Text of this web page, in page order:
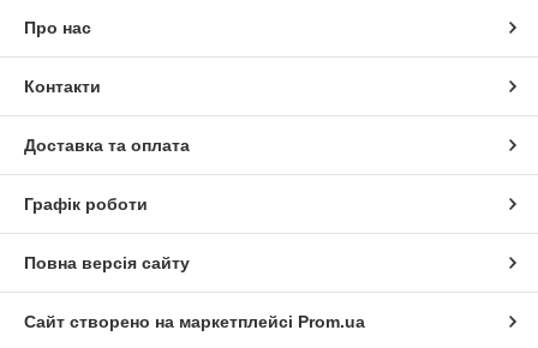
Про нас
Контакти
Доставка та оплата
Графік роботи
Повна версія сайту
Сайт створено на маркетплейсі Prom.ua